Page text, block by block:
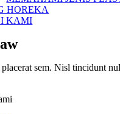
HOREKA
KAMI
sem. Nisl tincidunt